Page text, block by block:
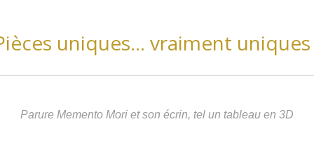
uniques... vraiment uniques
Parure Memento Mori et son écrin, tel un tableau en 3D